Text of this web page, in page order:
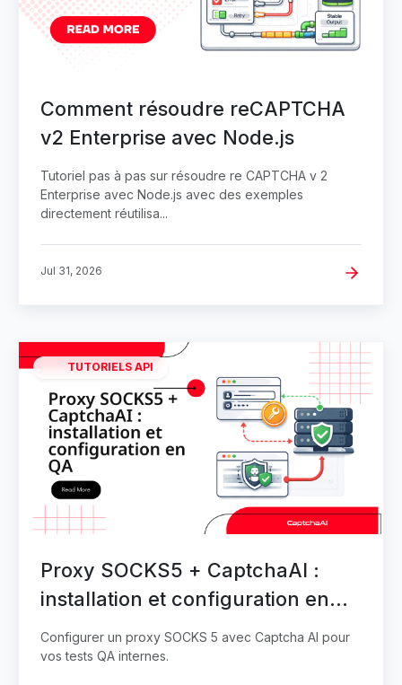
Comment résoudre reCAPTCHA
v2 Enterprise avec Node.js
Tutoriel pas à pas sur résoudre re CAPTCHA v 2
Enterprise avec Node.js avec des exemples
directement réutilisa...
Jul 31, 2026
TUTORIELS API
Proxy SOCKS5 + CaptchaAI :
installation et configuration en
QA
Configurer un proxy SOCKS 5 avec Captcha AI pour
vos tests QA internes.